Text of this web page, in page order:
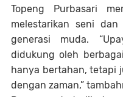
Topeng Purbasari
melestarikan seni
generasi muda.
didukung oleh
hanya bertahan, tetapi
dengan zaman,”